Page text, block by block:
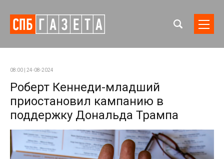
08:00 | 24-08-2024
Роберт Кеннеди-младший
приостановил кампанию в
поддержку Дональда Трампа